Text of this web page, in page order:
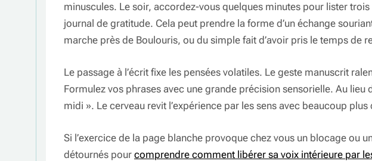
minuscules. Le soir, accordez-vous quelques minutes pour lister
journal de gratitude. Cela peut prendre la forme d’un échange
marche près de Boulouris, ou du simple fait d’avoir pris le temps de
Le passage à l’écrit fixe les pensées volatiles. Le geste manuscrit
Formulez vos phrases avec une grande précision sensorielle. Au
midi ». Le cerveau revit l’expérience par les sens avec beaucoup plus
Si l’exercice de la page blanche provoque chez vous un blocage
détournés pour comprendre comment libérer sa voix intérieure par